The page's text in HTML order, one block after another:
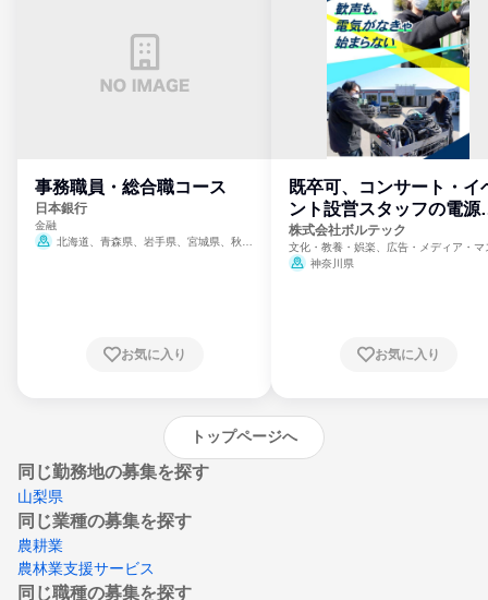
事務職員・総合職コース
日本銀行
金融
北海道、青森県、岩手県、宮城県、秋田
崎県、熊本県、大分県、宮崎県、鹿児島県、
お気に入り
既卒可、コンサート・イ
ント設営スタッフの電源
門
株式会社ボルテック
文化・教養・娯楽、広告・メディア・マ
ミ、電力・ガス・水道・エネルギー
神奈川県
お気に入り
トップページへ
同じ勤務地の募集を探す
山梨県
同じ業種の募集を探す
農耕業
農林業支援サービス
同じ職種の募集を探す